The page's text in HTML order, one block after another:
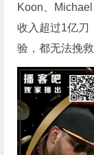
Koon、
收入超过1亿刀
验，都无法挽